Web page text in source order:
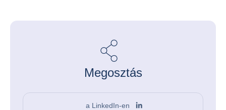
Megosztás
a LinkedIn-en